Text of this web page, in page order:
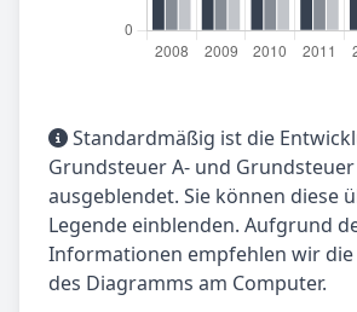
Standardmäßig ist die
Grundsteuer A- und
ausgeblendet. Sie können diese
Legende einblenden. Aufgrund
Informationen empfehlen wir die
des Diagramms am Computer.